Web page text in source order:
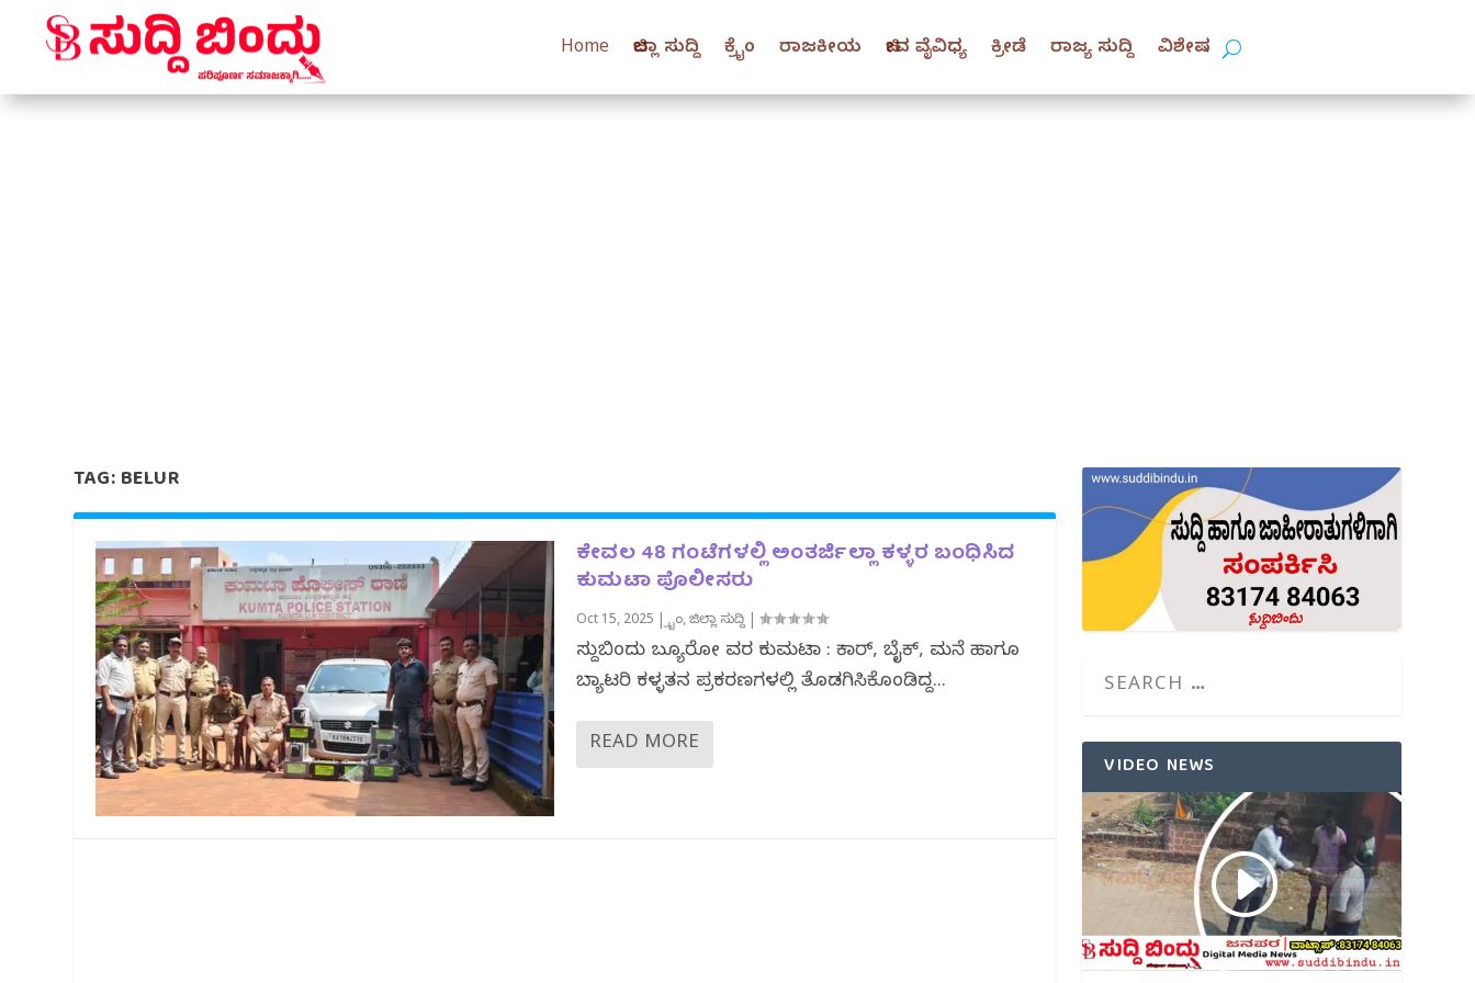
Home ಜಿಲ್ಲಾ ಸುದ್ದಿ ಕ್ರೈಂ ರಾಜಕೀಯ ಜೀವ ವೈವಿಧ್ಯ ಕ್ರೀಡೆ ರಾಜ್ಯ ಸುದ್ದಿ ವಿಶೇಷ
TAG:BELUR
ಕೇವಲ 48 ಗಂಟೆಗಳಲ್ಲಿ ಅಂತರ್ಜಿಲ್ಲಾ ಕಳ್ಳರ ಬಂಧಿಸಿದ
ಕುಮಟಾ ಪೊಲೀಸರು
Oct 15, 2025 |ಕ್ರೈಂ,ಜಿಲ್ಲಾ ಸುದ್ದಿ|
ಸುದ್ದಿಬಿಂದು ಬ್ಯೂರೋ ವರದಿ ಕುಮಟಾ : ಕಾರ್, ಬೈಕ್, ಮನೆ ಹಾಗೂ
ಬ್ಯಾಟರಿ ಕಳ್ಳತನ ಪ್ರಕರಣಗಳಲ್ಲಿ ತೊಡಗಿಸಿಕೊಂಡಿದ್ದ...
READ MORE
VIDEO NEWS